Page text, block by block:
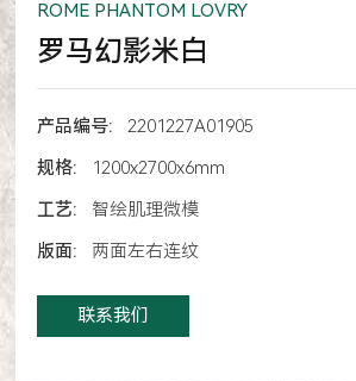
ROME PHANTOM LOVRY
罗马幻影米白
产品编号:
2201227A01905
规格:
1200x2700x6mm
工艺:
智绘肌理微模
版面:
两面左右连纹
联系我们